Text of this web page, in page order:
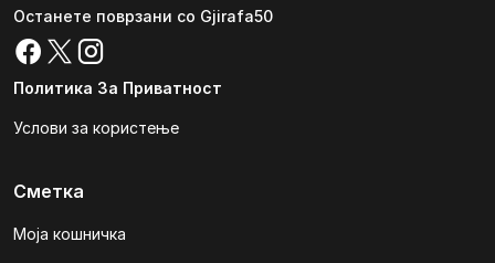
Останете поврзани со Gjirafa50
Политика За Приватност
Услови за користење
Сметка
Моја кошничка